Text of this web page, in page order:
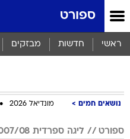
ספורט
ראשי חדשות מבזקים
נושאים חמים מונדיאל 2026
ספורט ליגה ספרדית 2007/08